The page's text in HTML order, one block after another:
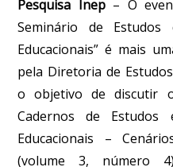
Pesquisa Inep– O
Seminário de Estudos
Educacionais” é mais
pela Diretoria de
o objetivo de discutir
Cadernos de Estudos
Educacionais –
(volume 3, número